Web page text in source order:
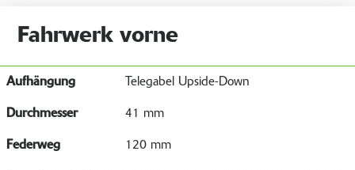
Fahrwerk vorne
Aufhängung Telegabel Upside-Down
Durchmesser 41 mm
Federweg 120 mm